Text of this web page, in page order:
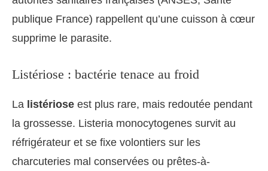
publique France) rappellent qu’une cuisson à cœur
supprime le parasite.
Listériose : bactérie tenace au froid
La listériose est plus rare, mais redoutée pendant
la grossesse. Listeria monocytogenes survit au
réfrigérateur et se fixe volontiers sur les
charcuteries mal conservées ou prêtes-à-